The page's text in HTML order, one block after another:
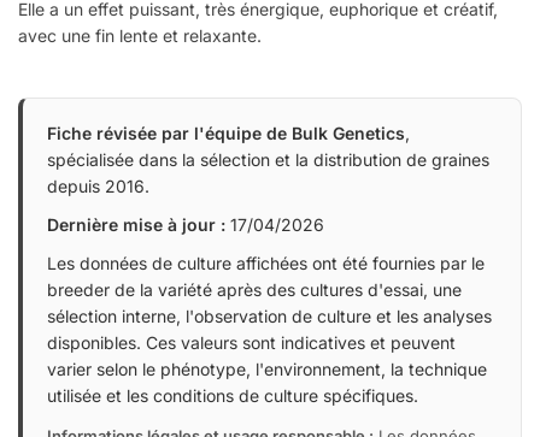
Elle a un effet puissant, très énergique, euphorique et créatif,
avec une fin lente et relaxante.
Fiche révisée par l'équipe de Bulk Genetics,
spécialisée dans la sélection et la distribution de graines
depuis 2016.
Dernière mise à jour : 17/04/2026
Les données de culture affichées ont été fournies par le
breeder de la variété après des cultures d'essai, une
sélection interne, l'observation de culture et les analyses
disponibles. Ces valeurs sont indicatives et peuvent
varier selon le phénotype, l'environnement, la technique
utilisée et les conditions de culture spécifiques.